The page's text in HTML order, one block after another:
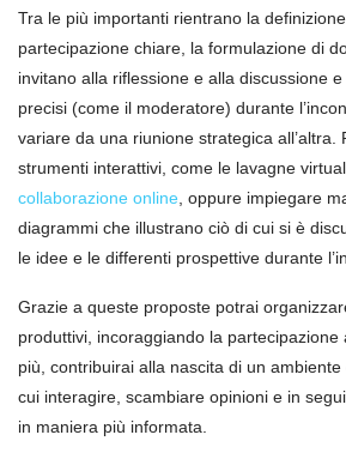
Tra le più importanti rientrano la
partecipazione chiare, la formulazione di
invitano alla riflessione e alla discussione
precisi (come il moderatore) durante
variare da una riunione strategica all’altra.
strumenti interattivi, come le lavagne
collaborazione online , oppure impiegare
diagrammi che illustrano ciò di cui si è
le idee e le differenti prospettive durante
Grazie a queste proposte potrai
produttivi, incoraggiando la partecipazione
più, contribuirai alla nascita di un
cui interagire, scambiare opinioni e in
in maniera più informata.